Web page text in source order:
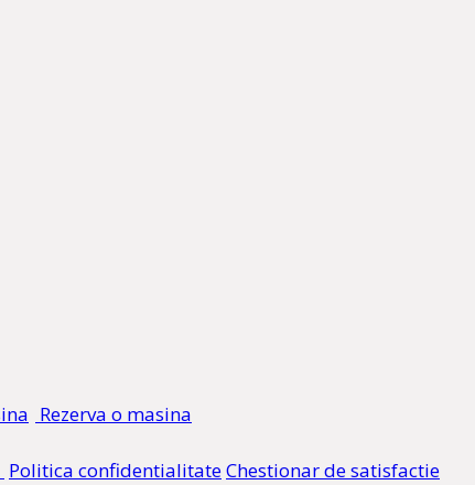
Rezerva o masina
Politica confidentialitateChestionar de satisfactie